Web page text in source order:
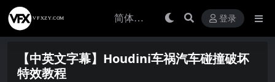
登录
【中英文字幕】Houdini车祸汽车碰撞破坏
特效教程